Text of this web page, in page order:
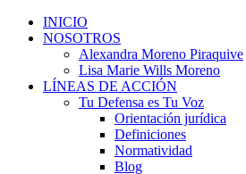
INICIO
NOSOTROS
Alexandra Moreno Piraquive
Lisa Marie Wills Moreno
LÍNEAS DE ACCIÓN
Tu Defensa es Tu Voz
Orientación jurídica
Definiciones
Normatividad
Blog